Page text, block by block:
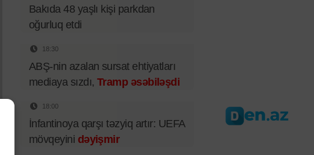
Bakıda 48 yaşlı kişi parkdan
oğurluq etdi
18:30
ABŞ-nin azalan sursat ehtiyatları
mediaya sızdı, Tramp əsəbiləşdi
18:00
İnfantinoya qarşı təzyiq artır: UEFA
mövqeyini dəyişmir